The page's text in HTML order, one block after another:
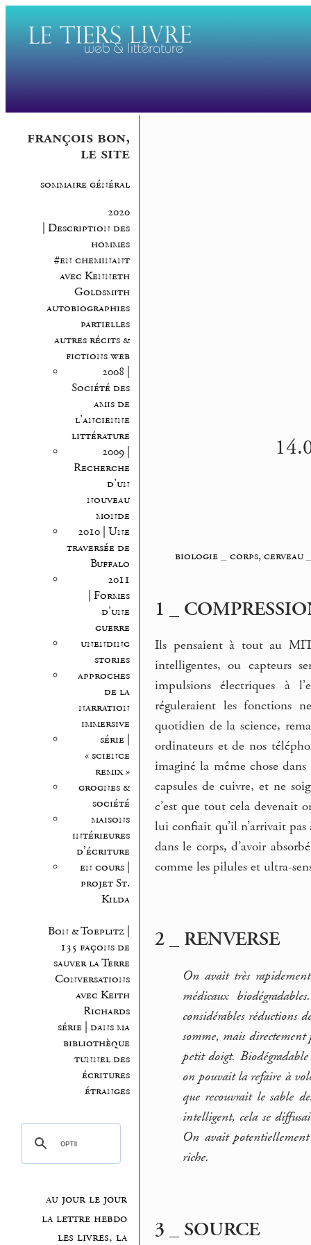
françois bon,
le site
sommaire général
2020
| Description des
hommes
#en cheminant
avec Kenneth
Goldsmith
autobiographies
partielles
autres récits &
fictions web
2008 |
Société des
amis de
l’ancienne
littérature
2009 |
Recherche
d’un
nouveau
monde
2010 | Une
traversée de
Buffalo
2011
| Formes
d’une
guerre
unending
stories
approches
de la
narration
immersive
série |
« science
remix »
grognes &
société
maisons
intérieures
d’écriture
en cours |
projet St.
Kilda
Bon & Toeplitz |
135 façons de
sauver la Terre
Conversations
avec Keith
Richards
série | dans ma
bibliothèque
tunnel des
écritures
étranges
au jour le jour
la lettre hebdo
les livres, la
biologie_ corps, cerveau
1 _
Ils pensaient à tout au
intelligentes, ou capteurs
impulsions électriques à
réguleraient les fonctions
quotidien de la science,
ordinateurs et de nos
imaginé la même chose
capsules de cuivre, et ne
c’est que tout cela devenait
lui confiait qu’il n’arrivait
dans le corps, d’avoir
comme les pilules et ultra-
2 _ RENVERSE
On avait très
médicaux
considérables
somme, mais
petit doigt.
on pouvait la refaire à
que recouvrait le sable
intelligent, cela se
On avait
riche.
3 _ SOURCE